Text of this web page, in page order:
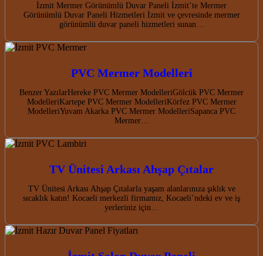
İzmit Mermer Görünümlü Duvar Paneli İzmit’te Mermer
Görünümlü Duvar Paneli Hizmetleri İzmit ve çevresinde mermer
görünümlü duvar paneli hizmetleri sunan…
PVC Mermer Modelleri
Benzer YazılarHereke PVC Mermer ModelleriGölcük PVC Mermer
ModelleriKartepe PVC Mermer ModelleriKörfez PVC Mermer
ModelleriYuvam Akarka PVC Mermer ModelleriSapanca PVC
Mermer…
TV Ünitesi Arkası Ahşap Çıtalar
TV Ünitesi Arkası Ahşap Çıtalarla yaşam alanlarınıza şıklık ve
sıcaklık katın! Kocaeli merkezli firmamız, Kocaeli’ndeki ev ve iş
yerleriniz için…